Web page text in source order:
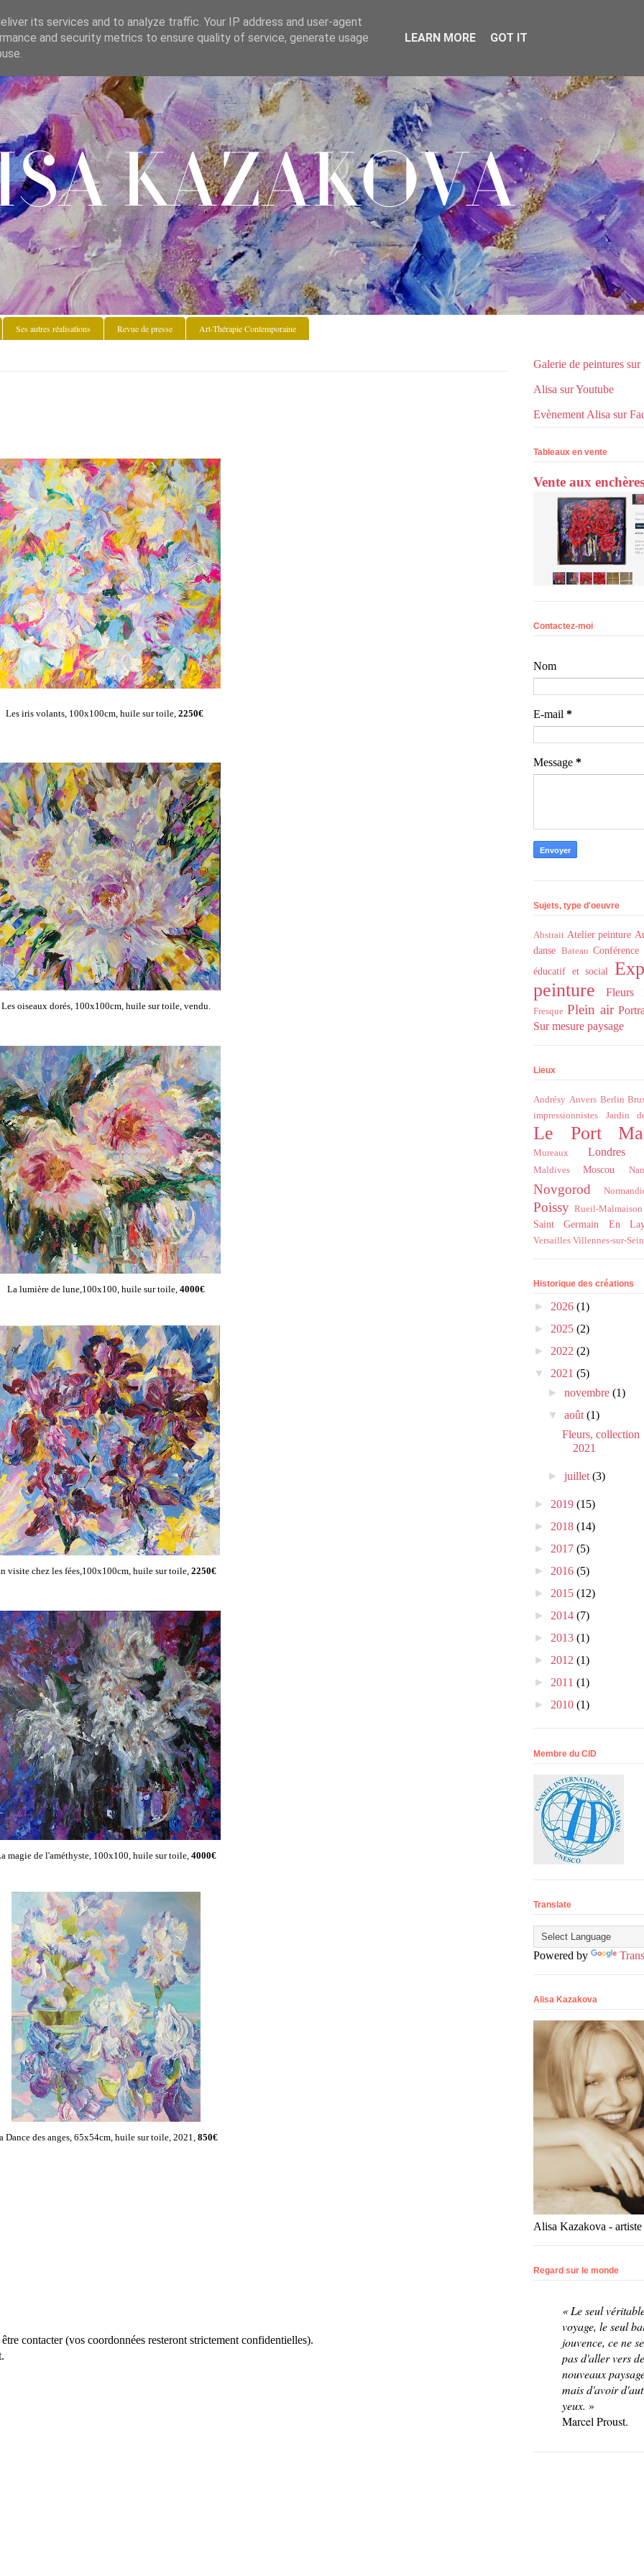
Kazakova
.
Ses autres réalisations Revue de presse Art-Thérapie Contemporaine
Les iris volants, 100x100cm, huile sur toile, 2250€
Les oiseaux dorés, 100x100cm, huile sur toile, vendu.
La lumière de lune,100x100, huile sur toile, 4000€
visite chez les fées,100x100cm, huile sur toile, 2250€
magie de l'améthyste, 100x100, huile sur toile, 4000€
Dance des anges, 65x54cm, huile sur toile, 2021, 850€
contacter (vos coordonnées resteront strictement confidentielles).
Galerie de peintures sur
Alisa sur Youtube
Evènement Alisa sur
Tableaux en vente
Vente aux
Contactez-moi
Nom
E-mail *
Message *
Sujets, type d'oeuvre
Abstrait Atelier peinture
danse Bateau Conférence
éducatif et social
peinture
Fleurs
Fresque Plein air
Sur mesure paysage
Lieux
Andrésy Anvers Berlin
impressionnistes
Jardin
Le Port
Mureaux Londres
Maldives Moscou
Novgorod
Poissy Rueil-Malmaison
Saint Germain En
Versailles Villennes-sur-
Historique des créations
► 2026 (1)
► 2025 (2)
► 2022 (2)
▼ 2021 (5)
►novembre(1)
▼août(1)
Fleurs, collection
2021
►juillet(3)
► 2019 (15)
► 2018 (14)
► 2017 (5)
► 2016 (5)
► 2015 (12)
► 2014 (7)
► 2013 (1)
► 2012 (1)
► 2011 (1)
► 2010 (1)
Membre du CID
Translate
Powered by
Alisa Kazakova
Alisa Kazakova - artiste
Regard sur le monde
«Le seul
voyage, le seul
jouvence, ce ne
pas d'aller vers de
nouveaux
mais d'avoir
yeux. »
Marcel Proust.
its services and to analyze traffic. Your IP address and user-agent
and security metrics to ensure quality of service, generate usage
LEARN MORE GOT IT